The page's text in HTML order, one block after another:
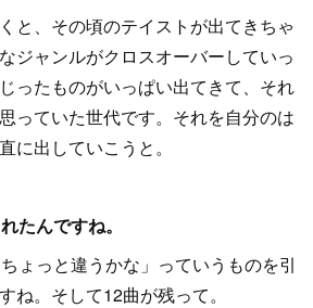
と、その頃のテイストが出てきちゃ
ジャンルがクロスオーバーしていっ
ったものがいっぱい出てきて、それ
っていた世代です。それを自分のは
に出していこうと。
たんですね。
ょっと違うかな」っていうものを引
ね。そして12曲が残って。